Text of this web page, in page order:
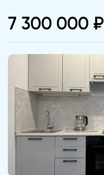
7 300 000 ₽